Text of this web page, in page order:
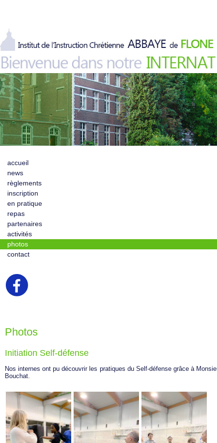
accueil
news
règlements
inscription
en pratique
repas
partenaires
activités
photos
contact
Photos
Initiation Self-défense
Nos internes ont pu découvrir les pratiques du Self-défense grâce à
Bouchat.